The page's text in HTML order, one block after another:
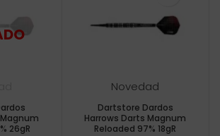
26gR
Novedad
Dartstore Dardos
Harrows Darts Magnum
Reloaded 97% 18gR